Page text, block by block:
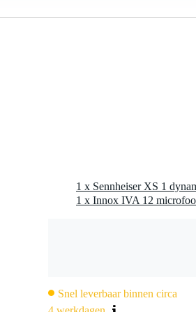
1 x Sennheiser XS 1
1 x Innox IVA 12
Snel leverbaar binnen circa